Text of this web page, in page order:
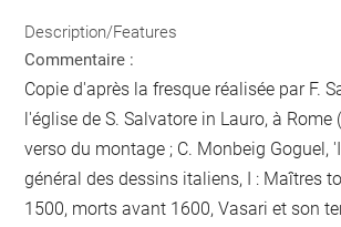
Description/Features
Commentaire :
Copie d'après la fresque réalisée par F.
l'église de S. Salvatore in Lauro, à Rome
verso du montage ; C. Monbeig Goguel,
général des dessins italiens, I : Maîtres
1500, morts avant 1600, Vasari et son